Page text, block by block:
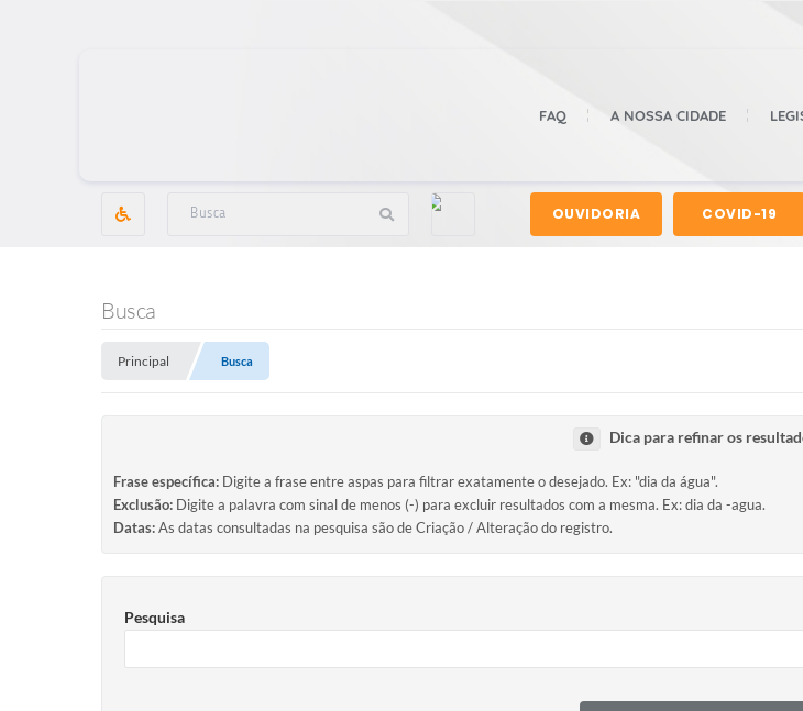
FAQ A NOSSA CIDADE
OUVIDORIA COVID-19
Busca
Principal Busca
Dica para refinar os
Frase específica: Digite a frase entre aspas para filtrar exatamente o desejado. Ex: "dia da água".
Exclusão: Digite a palavra com sinal de menos (-) para excluir resultados com a mesma. Ex: dia da -agua.
Datas:As datas consultadas na pesquisa são de Criação / Alteração do registro.
Pesquisa